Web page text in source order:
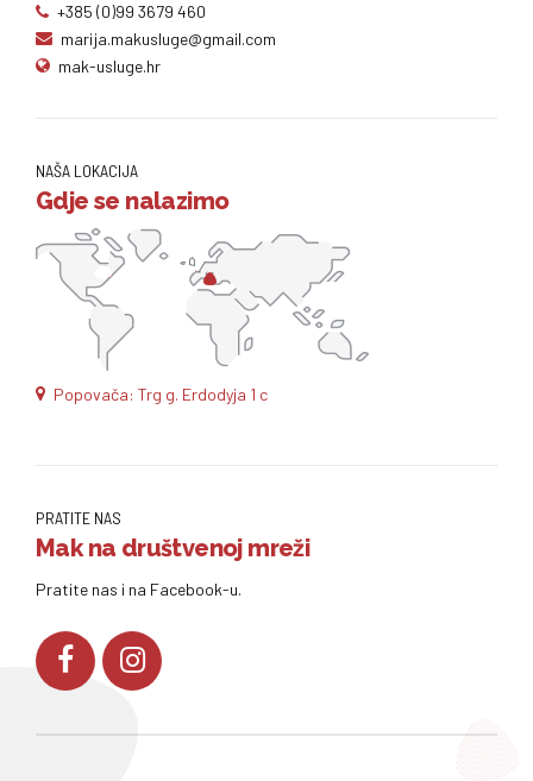
+385 (0)99 3679 460
marija.makusluge@gmail.com
mak-usluge.hr
NAŠA LOKACIJA
Gdje se nalazimo
Popovača: Trg g. Erdodyja 1 c
PRATITE NAS
Mak na društvenoj mreži
Pratite nas i na Facebook-u.